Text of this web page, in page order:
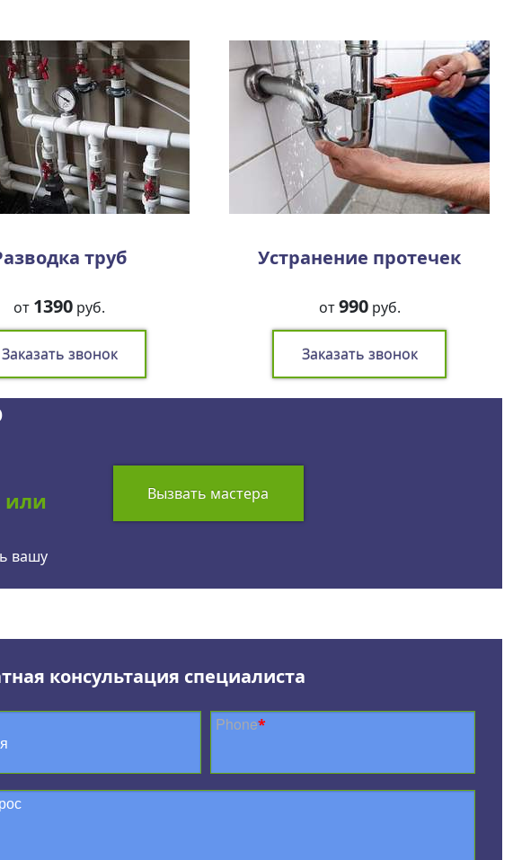
труб
от 1390 руб.
Заказать звонок
Устранение протечек
от990руб.
Заказать звонок
или
вашу
Вызвать мастера
консультация специалиста
Phone*